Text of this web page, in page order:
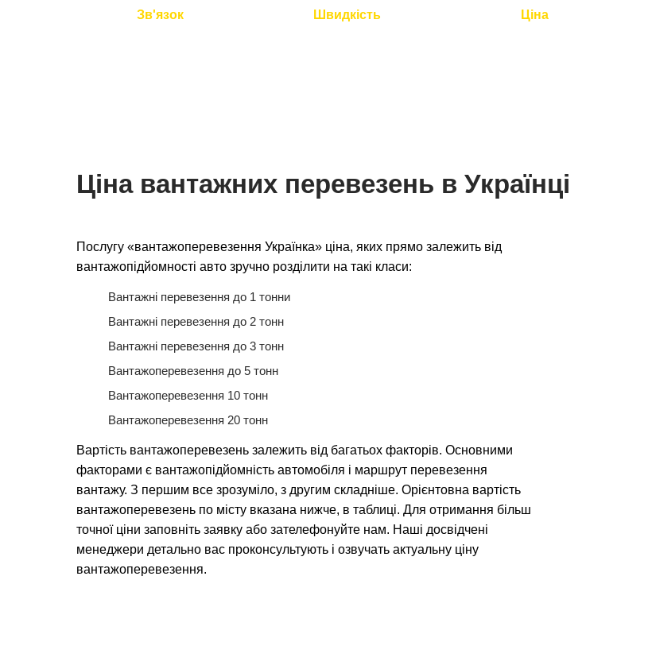
Зв'язок
Швидкість
Ціна
Ціна вантажних перевезень в Українці
Послугу «вантажоперевезення Українка» ціна, яких прямо залежить від
вантажопідйомності авто зручно розділити на такі класи:
Вантажні перевезення до 1 тонни
Вантажні перевезення до 2 тонн
Вантажні перевезення до 3 тонн
Вантажоперевезення до 5 тонн
Вантажоперевезення 10 тонн
Вантажоперевезення 20 тонн
Вартість вантажоперевезень залежить від багатьох факторів. Основними
факторами є вантажопідйомність автомобіля і маршрут перевезення
вантажу. З першим все зрозуміло, з другим складніше. Орієнтовна вартість
вантажоперевезень по місту вказана нижче, в таблиці. Для отримання більш
точної ціни заповніть заявку або зателефонуйте нам. Наші досвідчені
менеджери детально вас проконсультують і озвучать актуальну ціну
вантажоперевезення.